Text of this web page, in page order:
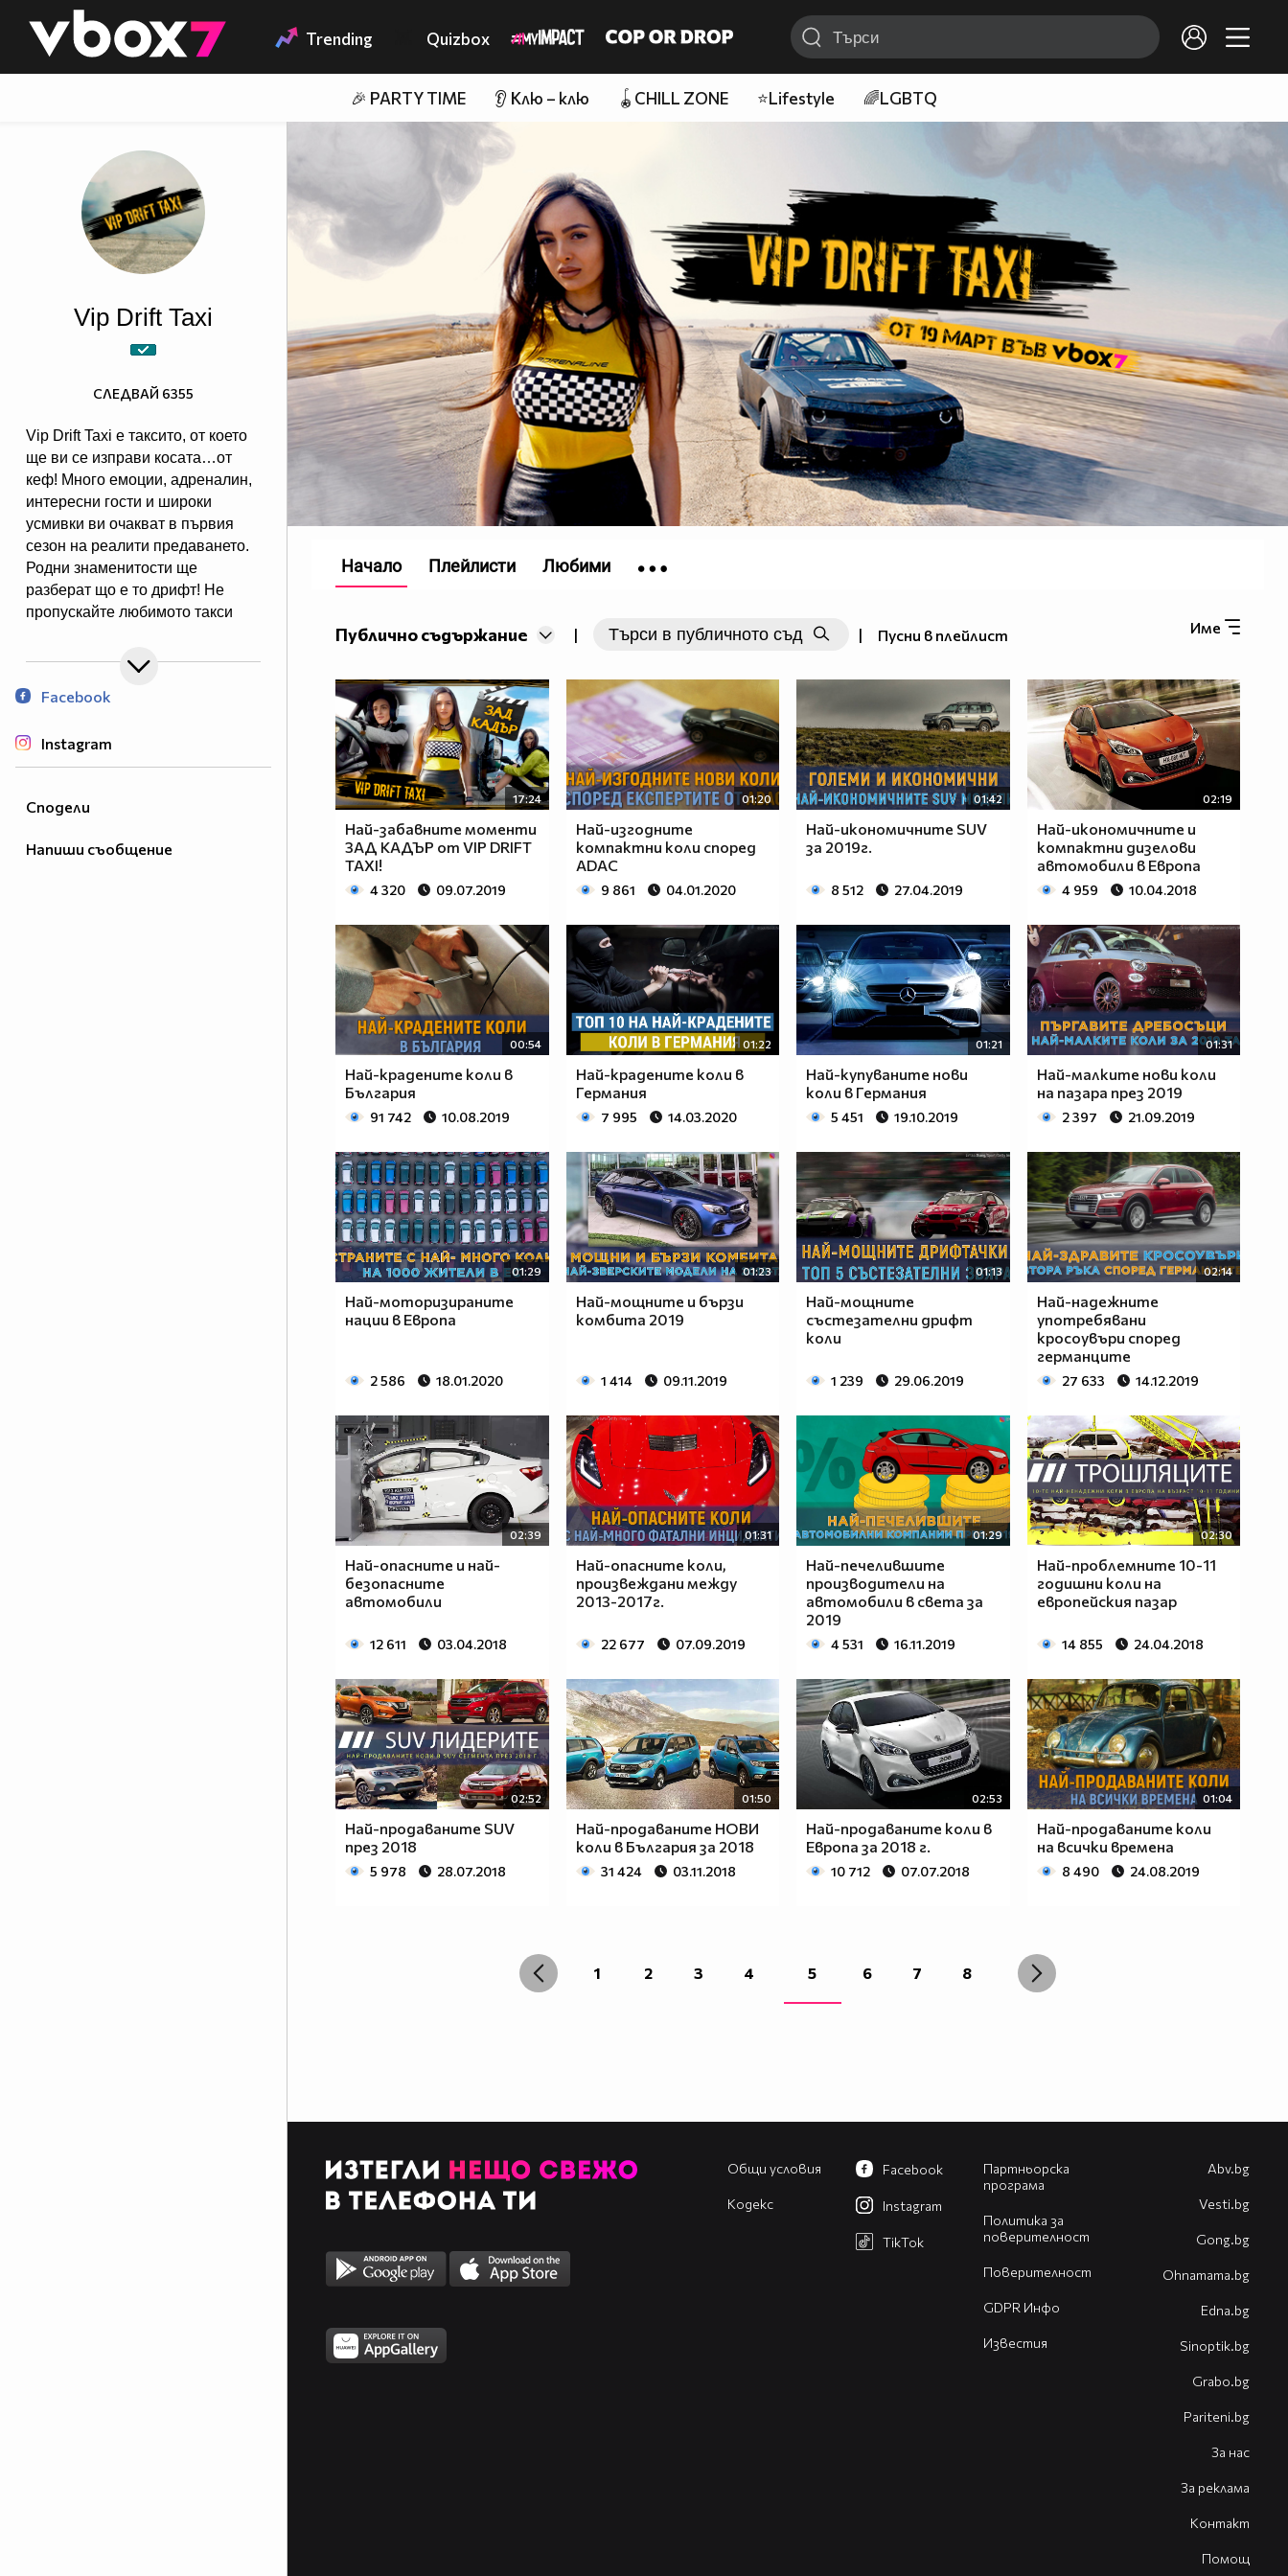
👾 Trending Quizbox
🎉 PARTY TIME 👂 Клю – клю 🪀CHILL ZONE ⭐Lifestyle 🌈LGBTQ
Сподели
Напиши съобщение
Vip Drift Taxi
Vip Drift Taxi е таксито, от което
ще ви се изправи косата…от
кеф! Много емоции, адреналин,
интересни гости и широки
усмивки ви очакват в първия
сезон на реалити предаването.
Родни знаменитости ще
разберат що е то дрифт! Не
пропускайте любимото такси
ги видите така, както никога не
Очаквайте нов епизод всеки
https://www.facebook.com/vipdrifttaxi/
СЛЕДВАЙ 6355
Facebook
Instagram
Име
Публично съдържание | | Пусни в плейлист
17:24
Най-забавните моменти
ЗАД КАДЪР от VIP DRIFT
TAXI!
4 320 09.07.2019
01:20
Най-изгодните
компактни коли според
ADAC
9 861 04.01.2020
01:42
Най-икономичните SUV
за 2019г.
8 512 27.04.2019
02:19
Най-икономичните и
компактни дизелови
автомобили в Европа
4 959 10.04.2018
00:54
Най-крадените коли в
България
91 742 10.08.2019
01:22
Най-крадените коли в
Германия
7 995 14.03.2020
01:21
Най-купуваните нови
коли в Германия
5 451 19.10.2019
01:31
Най-малките нови коли
на пазара през 2019
2 397 21.09.2019
01:29
Най-моторизираните
нации в Европа
2 586 18.01.2020
01:23
Най-мощните и бързи
комбита 2019
1 414 09.11.2019
01:13
Най-мощните
състезателни дрифт
коли
1 239 29.06.2019
02:14
Най-надежните
употребявани
кросоувъри според
германците
27 633 14.12.2019
02:39
Най-опасните и най-
безопасните
автомобили
12 611 03.04.2018
01:31
Най-опасните коли,
произвеждани между
2013-2017г.
22 677 07.09.2019
01:29
Най-печелившите
производители на
автомобили в света за
2019
4 531 16.11.2019
02:30
Най-проблемните 10-11
годишни коли на
европейския пазар
14 855 24.04.2018
02:52
Най-продаваните SUV
през 2018
5 978 28.07.2018
01:50
Най-продаваните НОВИ
коли в България за 2018
31 424 03.11.2018
02:53
Най-продаваните коли в
Европа за 2018 г.
10 712 07.07.2018
01:04
Най-продаваните коли
на всички времена
8 490 24.08.2019
1 2 3 4 5 6 7 8
Начало Плейлисти Любими
Общи условия
Кодекс
Партньорска
програма
Политика за
поверителност
Поверителност
GDPR Инфо
Известия
Facebook
Instagram
TikTok
Abv.bg
Vesti.bg
Gong.bg
Оhnamama.bg
Edna.bg
Sinoptik.bg
Grabo.bg
Pariteni.bg
За нас
За реклама
Контакт
Помощ